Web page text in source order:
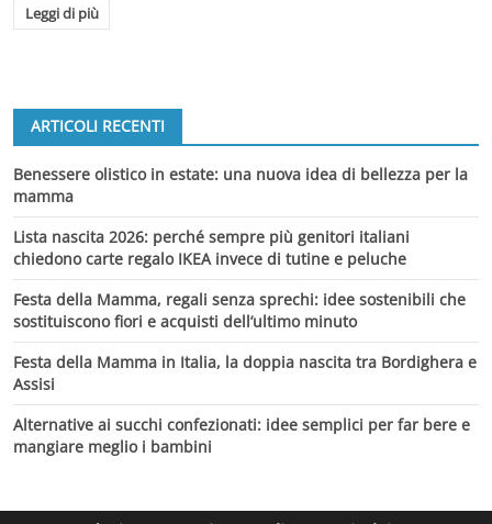
Leggi di più
ARTICOLI RECENTI
Benessere olistico in estate: una nuova idea di bellezza per la
mamma
Lista nascita 2026: perché sempre più genitori italiani
chiedono carte regalo IKEA invece di tutine e peluche
Festa della Mamma, regali senza sprechi: idee sostenibili che
sostituiscono fiori e acquisti dell’ultimo minuto
Festa della Mamma in Italia, la doppia nascita tra Bordighera e
Assisi
Alternative ai succhi confezionati: idee semplici per far bere e
mangiare meglio i bambini